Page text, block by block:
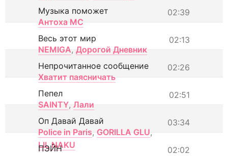
02:39
Музыка поможет
Антоха МС
02:13
Весь этот мир
NEMIGA, Дорогой Дневник
02:26
Непрочитанное сообщение
Хватит паясничать
02:51
Пепел
SAINTY, Лали
03:34
Оп Давай Давай
Police in Paris, GORILLA GLU,
LIL NAKU
02:02
ПЭЙН